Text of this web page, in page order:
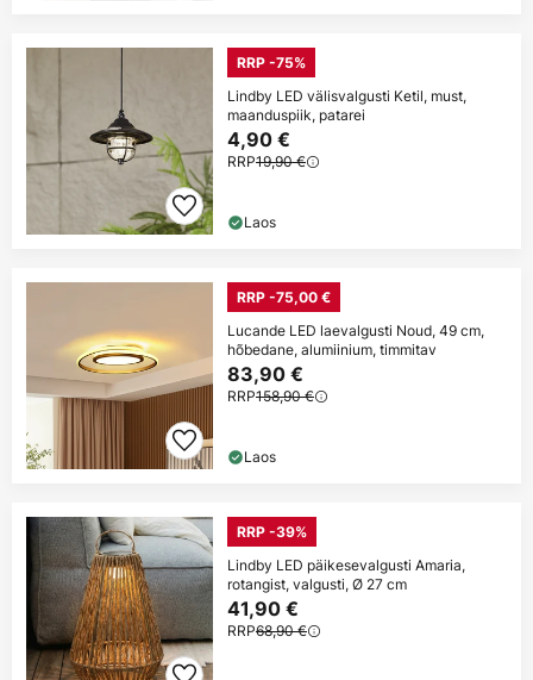
RRP -75%
Lindby LED välisvalgusti Ketil, must,
maanduspiik, patarei
4,90 €
RRP19,90 €
Laos
RRP -75,00 €
Lucande LED laevalgusti Noud, 49 cm,
hõbedane, alumiinium, timmitav
83,90 €
RRP158,90 €
Laos
RRP -39%
Lindby LED päikesevalgusti Amaria,
rotangist, valgusti, Ø 27 cm
41,90 €
RRP68,90 €